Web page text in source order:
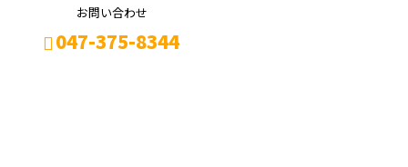
お問い合わせ
047-375-8344